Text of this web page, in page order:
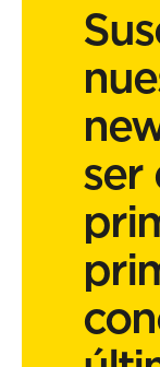
ser